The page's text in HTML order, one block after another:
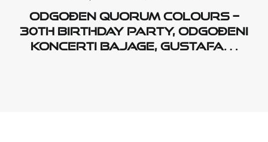
Odgođen Quorum Colours –
30th Birthday Party, odgođeni
koncerti Bajage, Gustafa…